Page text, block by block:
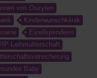
von Oozyten
Kinderwunschklinik
Eizellspenderin
Leihmutterschaft
Baby